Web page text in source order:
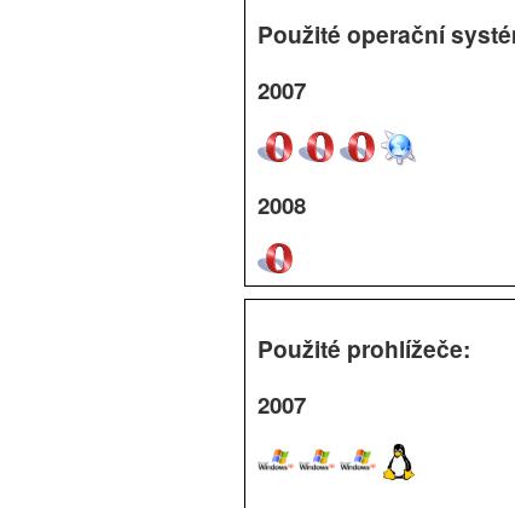
Použité operační
2007
2008
Použité prohlížeče:
2007